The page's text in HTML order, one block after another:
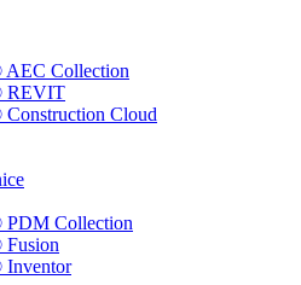
AEC Collection
REVIT
Cloud
PDM Collection
Fusion
Inventor